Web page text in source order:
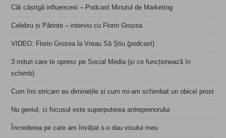
Cât câștigă influencerii – Podcast Minutul de Marketing
Celebru și Părinte – interviu cu Florin Grozea
VIDEO: Florin Grozea la Vreau Să Știu (podcast)
3 mituri care te opresc pe Social Media (și ce funcționează în
schimb)
Cum îmi stricam eu diminețile și cum mi-am schimbat un obicei prost
Nu geniul, ci focusul este superputerea antreprenorului
Încrederea pe care am învățat s-o dau visului meu